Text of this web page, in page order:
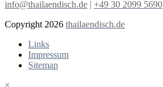
info@thailaendisch.de | +49 30 2099 5690
Copyright 2026 thailaendisch.de
Links
Impressum
Sitemap
×